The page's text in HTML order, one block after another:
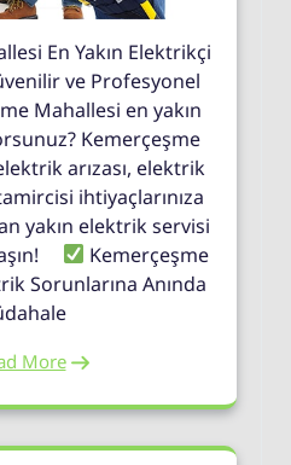
En Yakın Elektrikçi
ve Profesyonel
Mahallesi en yakın
Kemerçeşme
arızası, elektrik
ihtiyaçlarınıza
yakın elektrik servisi
Kemerçeşme
Sorunlarına Anında
More